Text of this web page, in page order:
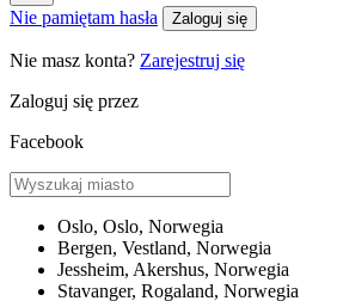
Nie pamiętam hasła Zaloguj się
Nie masz konta? Zarejestruj się
Zaloguj się przez
Facebook
Oslo, Oslo, Norwegia
Bergen, Vestland, Norwegia
Jessheim, Akershus, Norwegia
Stavanger, Rogaland, Norwegia